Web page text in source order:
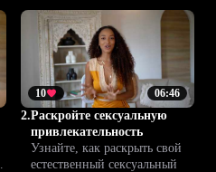
06:46
10
2.Раскройте сексуальную
привлекательность
Узнайте, как раскрыть свой
естественный сексуальный